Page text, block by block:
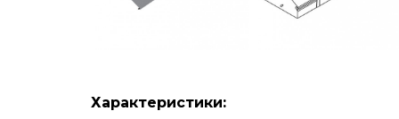
Характеристики: